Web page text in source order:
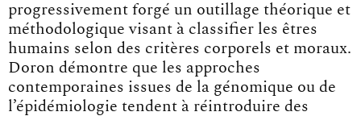
progressivement forgé un outillage théorique et
méthodologique visant à classifier les êtres
humains selon des critères corporels et moraux.
Doron démontre que les approches
contemporaines issues de la génomique ou de
l’épidémiologie tendent à réintroduire des